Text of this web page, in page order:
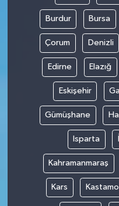
Burdur Bursa
Çorum Denizli
Edirne Elazığ
Eskişehir
Gümüşhane
Isparta
Kahramanmaraş
Kars